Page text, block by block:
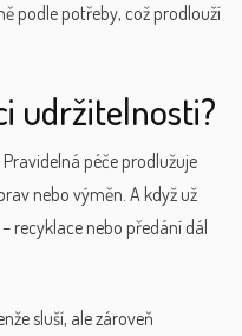
podle potřeby, což prodlouží
udržitelnosti?
péče prodlužuje
nebo výměn. A když už
recyklace nebo předání dál
sluší, ale zároveň